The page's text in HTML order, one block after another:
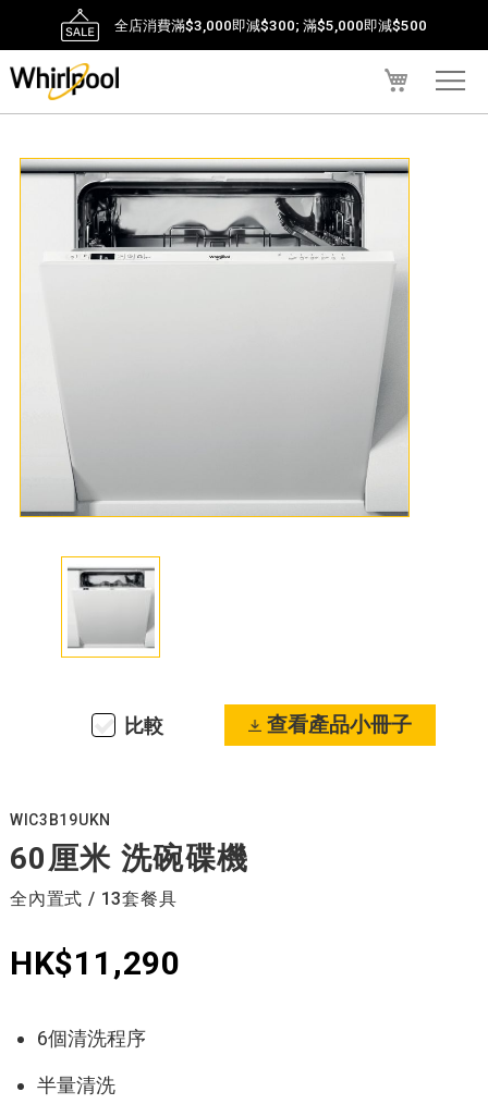
我的購物車
全店消費滿$3,000即減$300; 滿$5,000即減$500
比較 查看產品小冊子
WIC3B19UKN
60厘米 洗碗碟機
全內置式 / 13套餐具
HK$11,290
6個清洗程序
半量清洗